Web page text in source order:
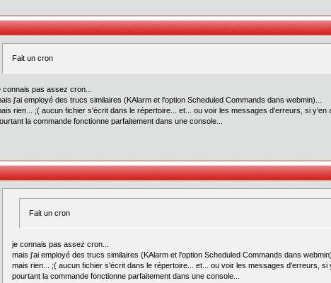
Fait un cron
connais pas assez cron...
j'ai employé des trucs similaires (KAlarm et l'option Scheduled Commands dans webmin)...
rien... ;( aucun fichier s'écrit dans le répertoire... et... ou voir les messages d'erreurs, si y'en
la commande fonctionne parfaitement dans une console...
Fait un cron
je connais pas assez cron...
mais j'ai employé des trucs similaires (KAlarm et l'option Scheduled Commands dans
mais rien... ;( aucun fichier s'écrit dans le répertoire... et... ou voir les messages d'erreurs, si
pourtant la commande fonctionne parfaitement dans une console...